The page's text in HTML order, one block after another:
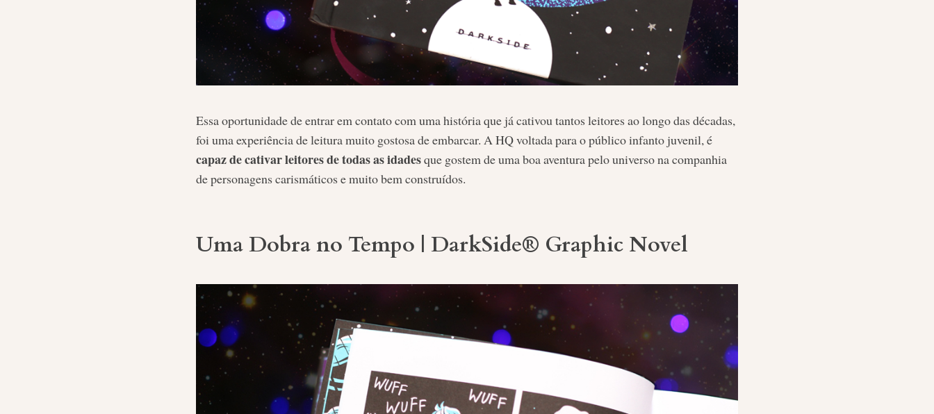
Essa oportunidade de entrar em contato com uma história que já cativou tantos leitores ao longo das décadas,
foi uma experiência de leitura muito gostosa de embarcar. A HQ voltada para o público infanto juvenil, é
capaz de cativar leitores de todas as idadesque gostem de uma boa aventura pelo universo na companhia
de personagens carismáticos e muito bem construídos.
Uma Dobra no Tempo | DarkSide® Graphic Novel